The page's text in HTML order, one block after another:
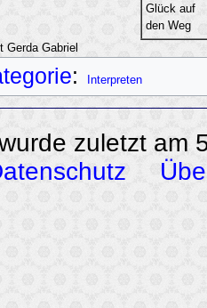
Glück auf
den Weg
Gerda Gabriel
: Interpreten
zuletzt am